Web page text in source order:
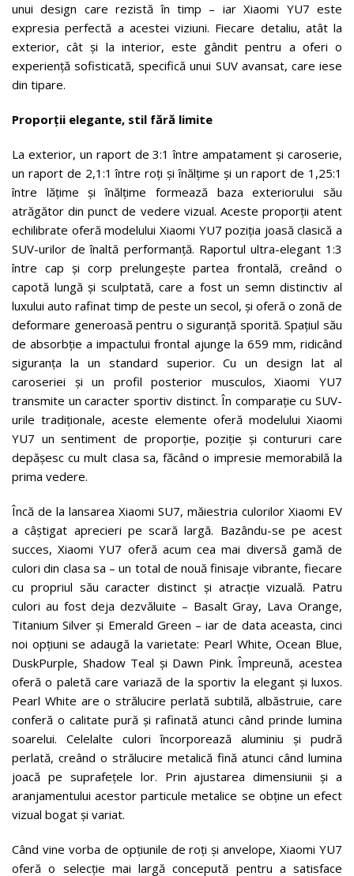
unui design care rezistă în timp – iar Xiaomi YU7 este
expresia perfectă a acestei viziuni. Fiecare detaliu, atât la
exterior, cât și la interior, este gândit pentru a oferi o
experiență sofisticată, specifică unui SUV avansat, care iese
din tipare.
Proporții elegante, stil fără limite
La exterior, un raport de 3:1 între ampatament și caroserie,
un raport de 2,1:1 între roți și înălțime și un raport de 1,25:1
între lățime și înălțime formează baza exteriorului său
atrăgător din punct de vedere vizual. Aceste proporții atent
echilibrate oferă modelului Xiaomi YU7 poziția joasă clasică a
SUV-urilor de înaltă performanță. Raportul ultra-elegant 1:3
între cap și corp prelungește partea frontală, creând o
capotă lungă și sculptată, care a fost un semn distinctiv al
luxului auto rafinat timp de peste un secol, și oferă o zonă de
deformare generoasă pentru o siguranță sporită. Spațiul său
de absorbție a impactului frontal ajunge la 659 mm, ridicând
siguranța la un standard superior. Cu un design lat al
caroseriei și un profil posterior musculos, Xiaomi YU7
transmite un caracter sportiv distinct. În comparație cu SUV-
urile tradiționale, aceste elemente oferă modelului Xiaomi
YU7 un sentiment de proporție, poziție și contururi care
depășesc cu mult clasa sa, făcând o impresie memorabilă la
prima vedere.
Încă de la lansarea Xiaomi SU7, măiestria culorilor Xiaomi EV
a câștigat aprecieri pe scară largă. Bazându-se pe acest
succes, Xiaomi YU7 oferă acum cea mai diversă gamă de
culori din clasa sa – un total de nouă finisaje vibrante, fiecare
cu propriul său caracter distinct și atracție vizuală. Patru
culori au fost deja dezvăluite – Basalt Gray, Lava Orange,
Titanium Silver și Emerald Green – iar de data aceasta, cinci
noi opțiuni se adaugă la varietate: Pearl White, Ocean Blue,
DuskPurple, Shadow Teal și Dawn Pink. Împreună, acestea
oferă o paletă care variază de la sportiv la elegant și luxos.
Pearl White are o strălucire perlată subtilă, albăstruie, care
conferă o calitate pură și rafinată atunci când prinde lumina
soarelui. Celelalte culori încorporează aluminiu și pudră
perlată, creând o strălucire metalică fină atunci când lumina
joacă pe suprafețele lor. Prin ajustarea dimensiunii și a
aranjamentului acestor particule metalice se obține un efect
vizual bogat și variat.
Când vine vorba de opțiunile de roți și anvelope, Xiaomi YU7
oferă o selecție mai largă concepută pentru a satisface